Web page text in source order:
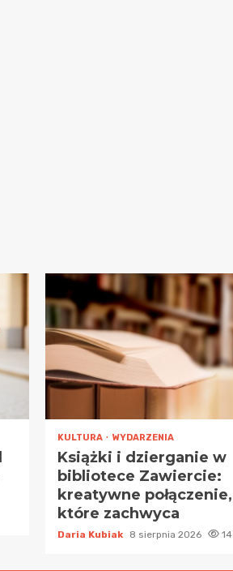
KULTURA WYDARZENIA
Książki i dzierganie w
bibliotece Zawiercie:
kreatywne połączenie,
które zachwyca
Daria Kubiak 8 sierpnia 2026 14